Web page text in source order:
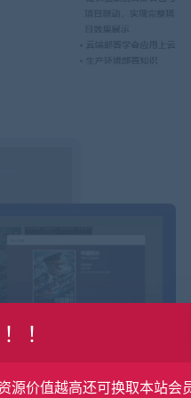
！
源价值越高还可换取本站会